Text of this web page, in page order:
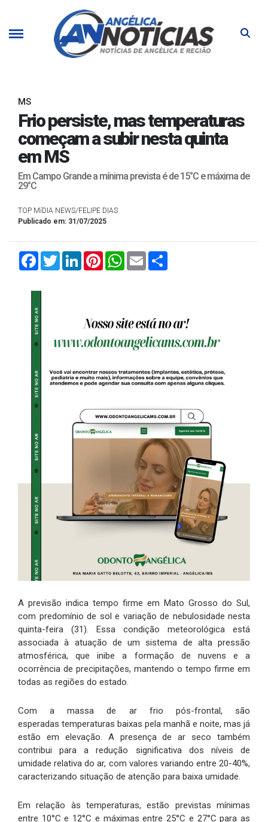
MS
Frio persiste, mas temperaturas
começam a subir nesta quinta
em MS
Em Campo Grande a mínima prevista é de 15°C e máxima de
29°C
TOP MíDIA NEWS/FELIPE DIAS
Publicado em: 31/07/2025
FacebookTwitterLinkedInPinterestWhatsApp
Email
A previsão indica tempo firme em Mato Grosso do Sul,
com predomínio de sol e variação de nebulosidade nesta
quinta-feira (31). Essa condição meteorológica está
associada à atuação de um sistema de alta pressão
atmosférica, que inibe a formação de nuvens e a
ocorrência de precipitações, mantendo o tempo firme em
todas as regiões do estado.
Com a massa de ar frio pós-frontal, são
esperadas temperaturas baixas pela manhã e noite, mas já
estão em elevação. A presença de ar seco também
contribui para a redução significativa dos níveis de
umidade relativa do ar, com valores variando entre 20-40%,
caracterizando situação de atenção para baixa umidade.
Em relação às temperaturas, estão previstas mínimas
entre 10°C e 12°C e máximas entre 25°C e 27°C para as